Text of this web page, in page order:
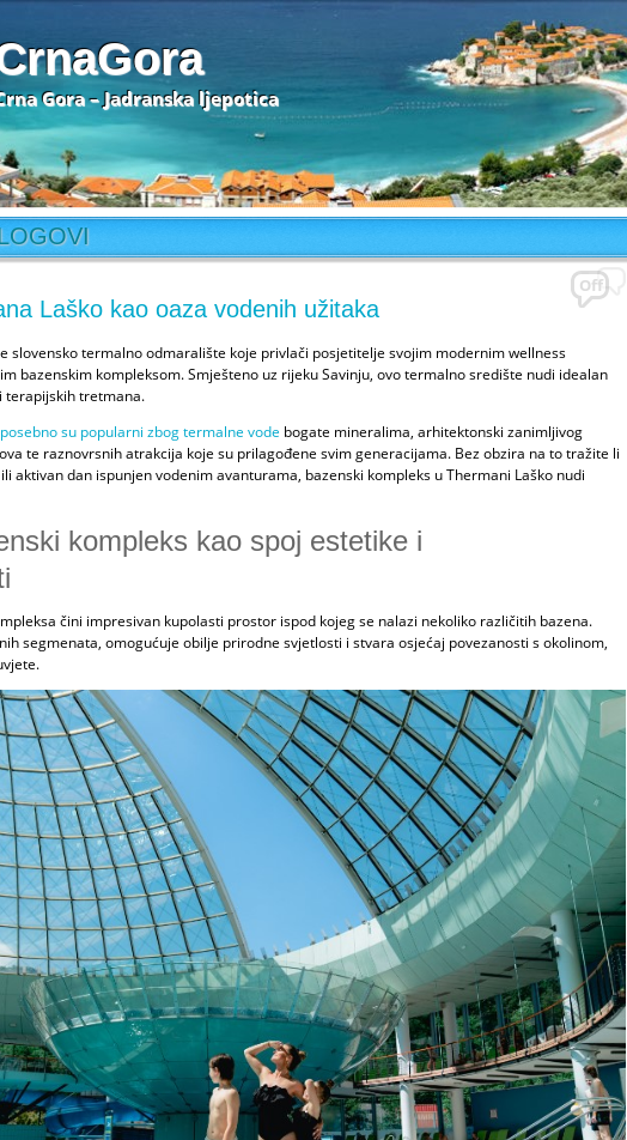
Gora – Jadranska ljepotica
Laško kao oaza vodenih užitaka
slovensko termalno odmaralište koje privlači posjetitelje svojim modernim wellness
bazenskim kompleksom. Smješteno uz rijeku Savinju, ovo termalno središte nudi idealan
terapijskih tretmana.
su popularni zbog termalne vode bogate mineralima, arhitektonski zanimljivog
te raznovrsnih atrakcija koje su prilagođene svim generacijama. Bez obzira na to tražite li
aktivan dan ispunjen vodenim avanturama, bazenski kompleks u Thermani Laško nudi
kompleks kao spoj estetike i
čini impresivan kupolasti prostor ispod kojeg se nalazi nekoliko različitih bazena.
segmenata, omogućuje obilje prirodne svjetlosti i stvara osjećaj povezanosti s okolinom,
Off